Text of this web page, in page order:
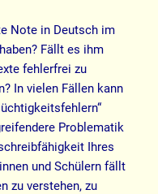
Note in Deutsch im
Fällt es ihm
fehlerfrei zu
In vielen Fällen kann
Problematik
Ihres
und Schülern fällt
zu verstehen, zu